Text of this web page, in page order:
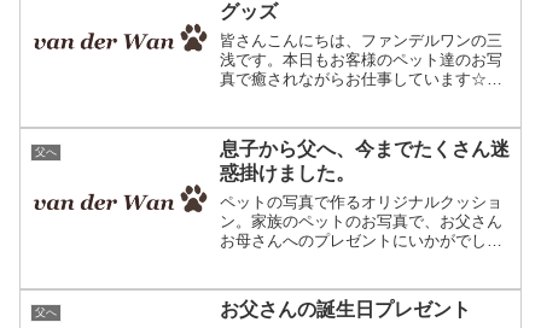
グッズ
皆さんこんにちは、ファンデルワンの三
浅です。本日もお客様のペット達のお写
真で癒されながらお仕事しています☆ペ
ているお父さんが愛犬に会いたがってい
るそうなのですが、わんち...
父へ
息子から父へ、今までたくさん迷
惑掛けました。
ペットの写真で作るオリジナルクッショ
ン。家族のペットのお写真で、お父さん
お母さんへのプレゼントにいかがでしょ
父さんお母さんへのプレゼント用にご依
頼が増えてきています。...
父へ お父さんの誕生日プレゼント